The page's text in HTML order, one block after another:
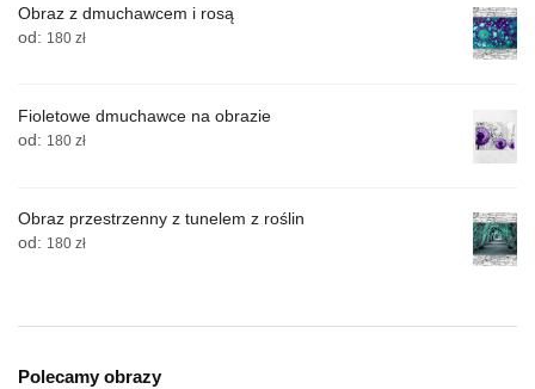
Obraz z dmuchawcem i rosą
od: 180 zł
Fioletowe dmuchawce na obrazie
od: 180 zł
Obraz przestrzenny z tunelem z roślin
od: 180 zł
Polecamy obrazy